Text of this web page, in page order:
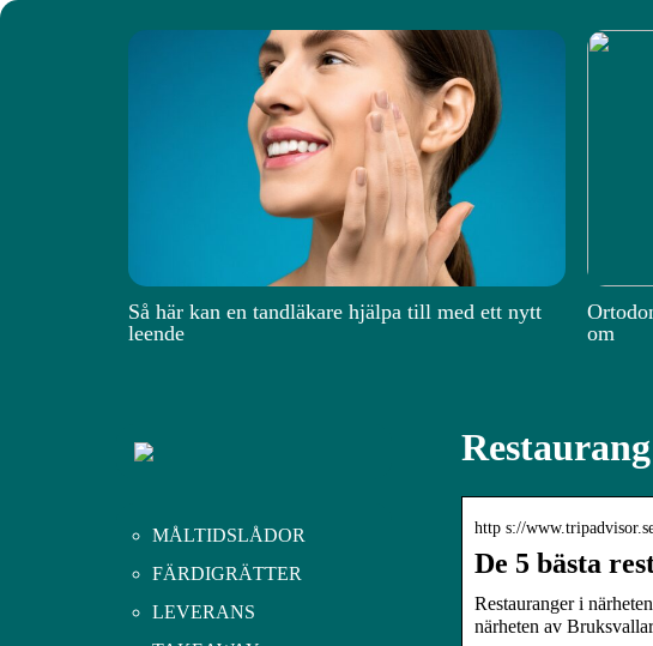
Så här kan en tandläkare hjälpa till med ett nytt
leende
om
http s://
De 5 bästa
Restauranger i
närheten av
MÅLTIDSLÅDOR
FÄRDIGRÄTTER
LEVERANS